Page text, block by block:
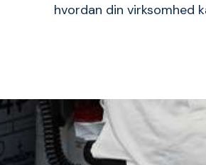
hvordan din virksomhed